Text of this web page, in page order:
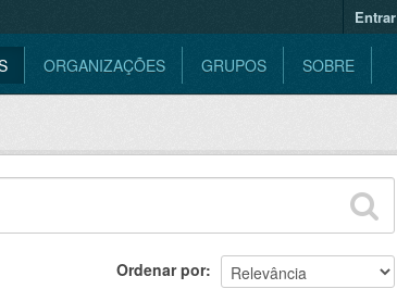
Entrar
ORGANIZAÇÕES GRUPOS SOBRE
Ordenar por